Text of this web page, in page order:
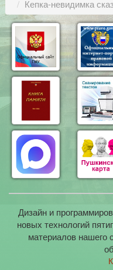
Кепка-невидимка
Дизайн и
новых технологий
материалов нашего